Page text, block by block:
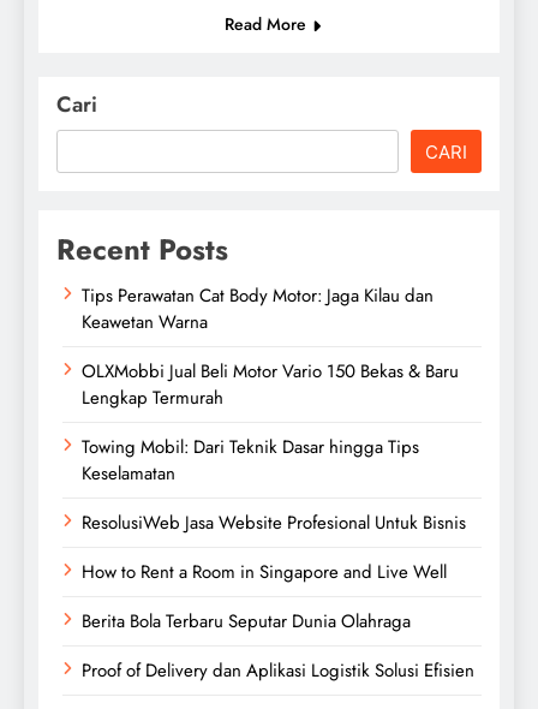
Read More
Cari
CARI
Recent Posts
Tips Perawatan Cat Body Motor: Jaga Kilau dan
Keawetan Warna
OLXMobbi Jual Beli Motor Vario 150 Bekas & Baru
Lengkap Termurah
Towing Mobil: Dari Teknik Dasar hingga Tips
Keselamatan
ResolusiWeb Jasa Website Profesional Untuk Bisnis
How to Rent a Room in Singapore and Live Well
Berita Bola Terbaru Seputar Dunia Olahraga
Proof of Delivery dan Aplikasi Logistik Solusi Efisien